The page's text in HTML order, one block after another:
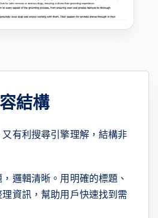
結構
有利搜尋引擎理解，結構非
邏輯清晰。用明確的標題、
資訊，幫助用戶快速找到需